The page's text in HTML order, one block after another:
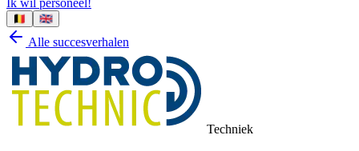
Ik wil personeel!
🇧🇪 🇬🇧
Alle succesverhalen
Techniek